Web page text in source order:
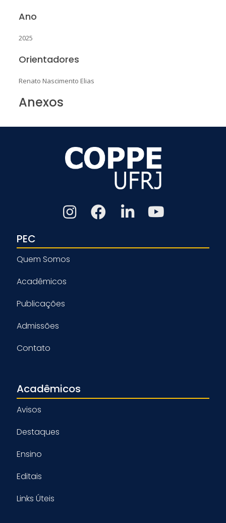
Ano
2025
Orientadores
Renato Nascimento Elias
Anexos
PEC
Quem Somos
Acadêmicos
Publicações
Admissões
Contato
Acadêmicos
Avisos
Destaques
Ensino
Editais
Links Úteis